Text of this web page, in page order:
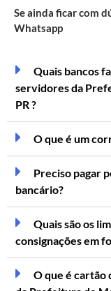
Se ainda ficar com
Whatsapp
Quais bancos
servidores da
PR ?
O que é um
Preciso pagar
bancário?
Quais são os
consignações em
O que é cartão